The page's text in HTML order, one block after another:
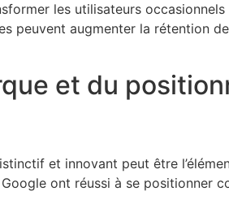
les utilisateurs
peuvent augmenter la rétention
et du
et innovant peut être
ont réussi à se positionner